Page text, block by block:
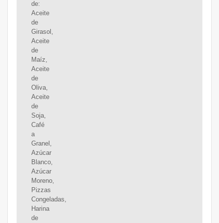
de:
Aceite
de
Girasol,
Aceite
de
Maíz,
Aceite
de
Oliva,
Aceite
de
Soja,
Café
a
Granel,
Azúcar
Blanco,
Azúcar
Moreno,
Pizzas
Congeladas,
Harina
de